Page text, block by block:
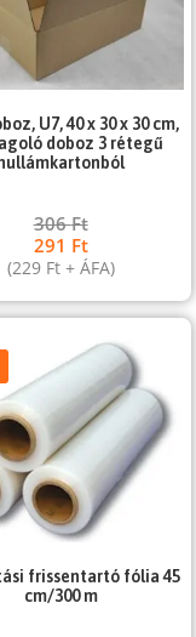
U7, 40 x 30 x 30 cm,
doboz 3 rétegű
hullámkartonból
306Ft
291 Ft
(229 Ft+ ÁFA)
frissentartó fólia 45
cm/300 m